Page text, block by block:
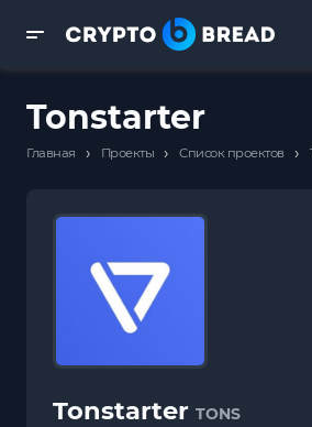
Tonstarter
Главная › Проекты › Список проектов ›
Tonstarter TONS